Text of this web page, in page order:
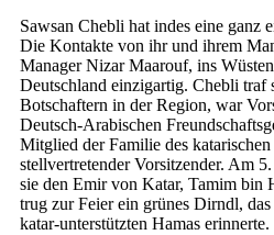
Sawsan Chebli hat indes eine ganz
Die Kontakte von ihr und ihrem
Manager Nizar Maarouf, ins
Deutschland einzigartig. Chebli traf
Botschaftern in der Region, war
Deutsch-Arabischen
Mitglied der Familie des
stellvertretender Vorsitzender. Am
sie den Emir von Katar, Tamim bin
trug zur Feier ein grünes Dirndl,
katar-unterstützten Hamas erinnerte.